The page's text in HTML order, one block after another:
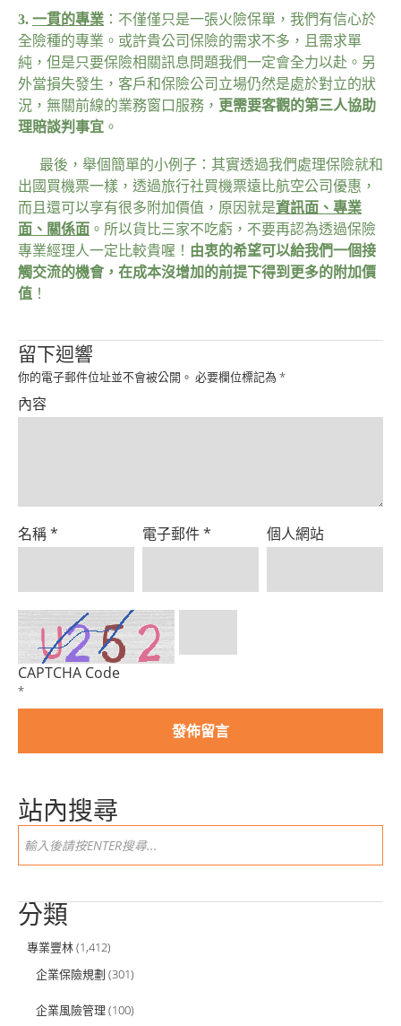
3. 一貫的專業 ：不僅僅只是一張火險保單，我們有信心於
全險種的專業。或許貴公司保險的需求不多，且需求單
純，但是只要保險相關訊息問題我們一定會全力以赴。另
外當損失發生，客戶和保險公司立場仍然是處於對立的狀
況，無關前線的業務窗口服務， 更需要客觀的第三人協助
理賠談判事宜 。
最後，舉個簡單的小例子：其實透過我們處理保險就和
出國買機票一樣，透過旅行社買機票遠比航空公司優惠，
而且還可以享有很多附加價值，原因就是資訊面、專業
面、關係面 。所以貨比三家不吃虧，不要再認為透過保險
專業經理人一定比較貴喔！ 由衷的希望可以給我們一個接
觸交流的機會，在成本沒增加的前提下得到更多的附加價
值 ！
留下迴響
你的電子郵件位址並不會被公開。 必要欄位標記為 *
內容
名稱* 電子郵件* 個人網站
CAPTCHA Code
*
站內搜尋
分類
專業豐林(1,412)
企業保險規劃 (301)
企業風險管理 (100)